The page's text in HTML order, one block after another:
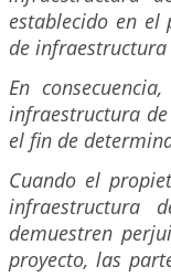
establecido en
de
En
infraestructura
el fin de
Cuando el
infraestructura
demuestren
proyecto, las